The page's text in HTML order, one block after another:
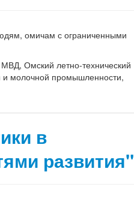
омичам с ограниченными
Омский летно-технический
и молочной промышленности,
в
развития"